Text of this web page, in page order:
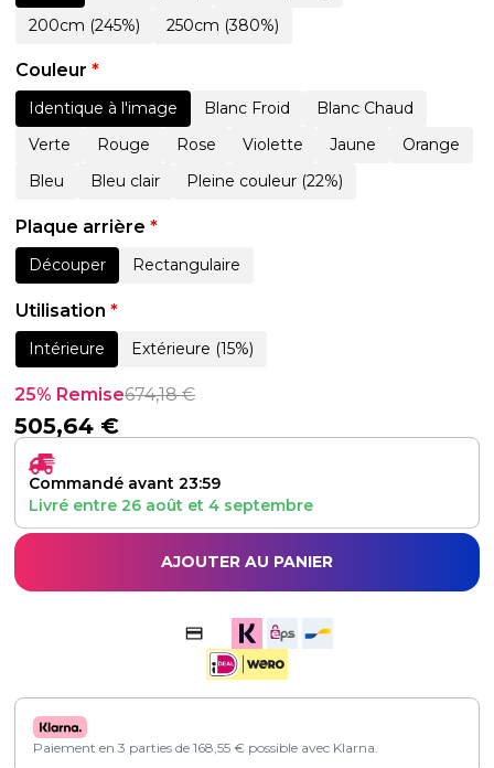
200cm (245%)
250cm (380%)
Couleur *
Identique à l'image Blanc Froid
Blanc Chaud
Verte
Rouge Rose Violette Jaune
Orange
Bleu
Bleu clair Pleine couleur (22%)
Plaque arrière *
Découper Rectangulaire
Utilisation *
Intérieure Extérieure (15%)
25% Remise674,18€
505,64 €
Commandé avant 23:59
Livré entre 26 août et 4 septembre
AJOUTER AU PANIER
Paiement en 3 parties de 168,55 € possible avec Klarna.